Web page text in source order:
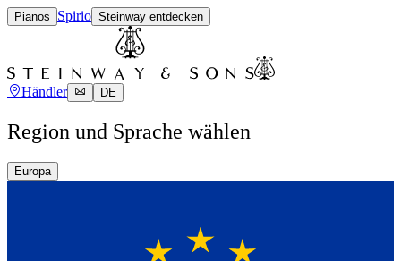
Pianos Spirio Steinway entdecken
Händler DE
Region und Sprache wählen
Europa